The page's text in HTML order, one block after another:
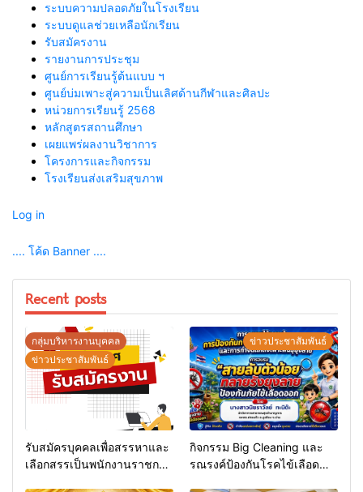
ระบบความปลอดภัยในโรงเรียน
ระบบดูแลช่วยเหลือนักเรียน
รับสมัครงาน
รายงานการประชุม
ศูนย์การเรียนรู้ต้นแบบ ฯ
ศูนย์บ่มเพาะสู่ความเป็นเลิศด้านกีฬาและศิลปะ
หน่วยการเรียนรู้ 2568
หลักสูตรสถานศึกษา
เผยแพร่ผลงานวิชาการ
โครงการและกิจกรรม
โรงเรียนส่งเสริมสุขภาพ
Log in
.... โค้ด Banner ....
Recent posts
กลุ่มบริหารงานบุคคล
ข่าวประชาสัมพันธ์
รับสมัครบุคคลเพื่อสรรหาและ
เลือกสรรเป็นพนักงานราชการ
ข่าวประชาสัมพันธ์
กิจกรรม Big Cleaning และ
รณรงค์ป้องกันโรคไข้เลือด